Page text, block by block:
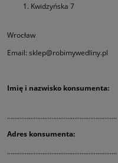
Kwidzyńska 7
Wrocław
Email: sklep@robimywedliny.pl
Imię i nazwisko konsumenta:
Adres konsumenta:
……………………………………………………..